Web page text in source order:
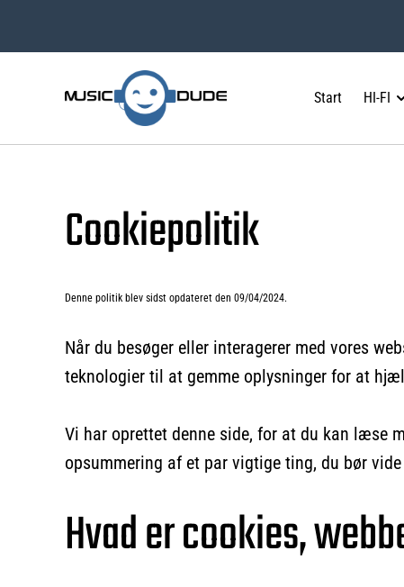
Start HI-FI
Cookiepolitik
Denne politik blev sidst opdateret den 09/04/2024.
Når du besøger eller interagerer med vores
teknologier til at gemme oplysninger for at
Vi har oprettet denne side, for at du kan læse
opsummering af et par vigtige ting, du bør
Hvad er cookies,